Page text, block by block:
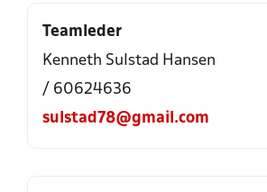
Teamleder
Kenneth Sulstad Hansen
/ 60624636
sulstad78@gmail.com